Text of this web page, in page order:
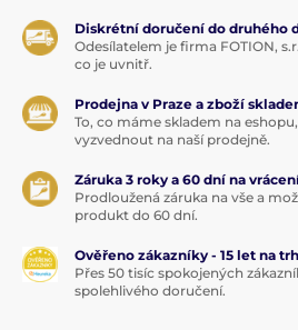
Diskrétní doručení do druhého
Odesílatelem je firma FOTION,
co je uvnitř.
Prodejna v Praze a zboží
To, co máme skladem na
vyzvednout na naší prodejně.
Záruka 3 roky a 60 dní na
Prodloužená záruka na vše a
produkt do 60 dní.
Ověřeno zákazníky - 15 let na
Přes 50 tisíc spokojených
spolehlivého doručení.